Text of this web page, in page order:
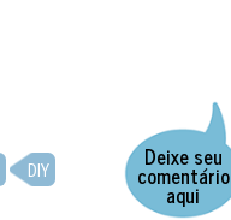
Deixe seu
comentário
aqui
DIY